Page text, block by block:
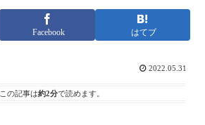
Facebook はてブ
2022.05.31
この記事は約2分で読めます。